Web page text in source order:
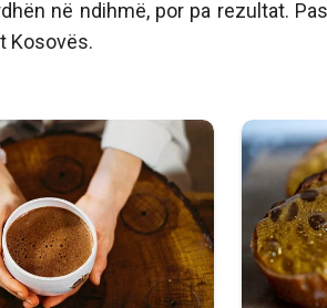
në ndihmë, por pa rezultat.
Kosovës.